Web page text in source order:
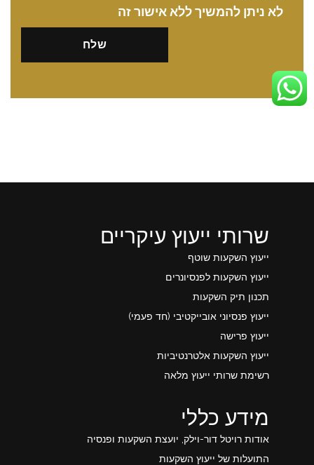
לא ניתן להמשיך ללא אישור זה
שרותי ייעוץ עיקריים
ייעוץ השקעות שוטף
ייעוץ השקעות לפנסיונרים
תכנון תיק השקעות
ייעוץ פנסיוני אובייקטיבי (חד פעמי)
ייעוץ פרישה
ייעוץ השקעות אלטרנטיביות
רשימת שרותי ייעוץ מלאה
מידע כללי
אודות רויטל דור-וילק, יועצת השקעות ופנסיה
התועלות של ייעוץ השקעות